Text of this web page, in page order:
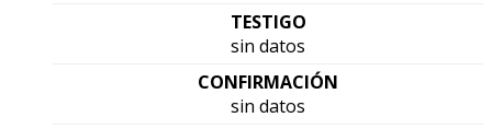
TESTIGO
sin datos
CONFIRMACIÓN
sin datos